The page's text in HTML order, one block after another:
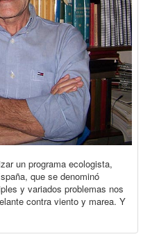
un programa ecologista,
que se denominó
y variados problemas nos
contra viento y marea. Y